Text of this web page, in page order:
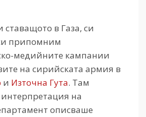
в Газа, си
припомним
медийните кампании
на сирийската армия в
и Източна Гута. Там
на
описваше